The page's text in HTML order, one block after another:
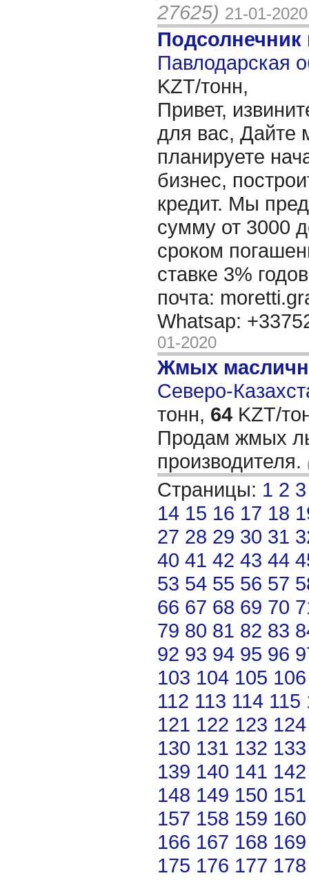
27625) 21-01-2020
Павлодарская
KZT/тонн,
Привет,
для вас, Дайте
планируете
бизнес,
кредит. Мы
сумму от 3000
сроком
ставке 3%
почта:
Whatsap:
01-2020
Жмых
Северо-
тонн, 64 KZT/
Продам жмых
производителя.
Страницы: 1 2 3
14 15 16 17 18
27 28 29 30 31
40 41 42 43 44
53 54 55 56 57
66 67 68 69 70
79 80 81 82 83
92 93 94 95 96
103 104 105 106
112 113 114 115
121 122 123 124
130 131 132 133
139 140 141 142
148 149 150 151
157 158 159 160
166 167 168 169
175 176 177 178